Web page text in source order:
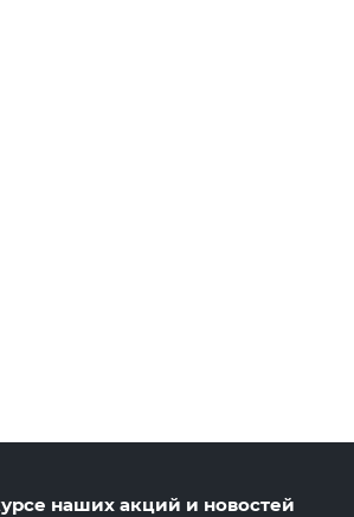
наших акций и новостей